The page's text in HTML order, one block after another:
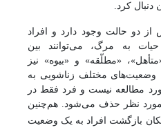
کرد.
دو حالت وجود دارد و افراد
به مرگ، می‌توانند بین
«مطلّقه» و «بیوه» نیز
وضعیت‌های مختلف زناشویی به
مطالعه نیست و فرد فقط در
نظر حذف می‌شود. هم‌چنین
بازگشت افراد به یک وضعیت